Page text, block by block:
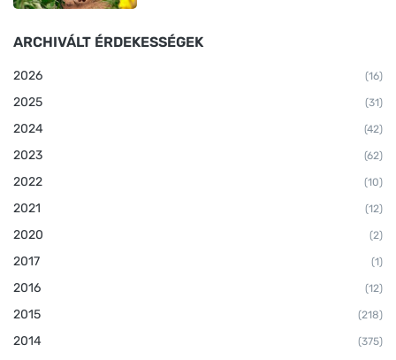
ARCHIVÁLT ÉRDEKESSÉGEK
2026 (16)
2025 (31)
2024 (42)
2023 (62)
2022 (10)
2021 (12)
2020 (2)
2017 (1)
2016 (12)
2015 (218)
2014 (375)